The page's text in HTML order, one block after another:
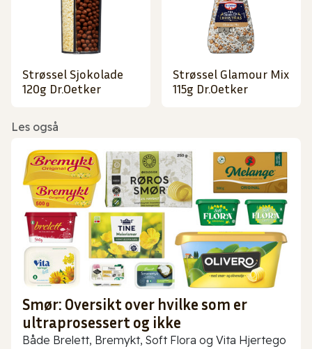
Strøssel Sjokolade
120g Dr.Oetker
Strøssel Glamour Mix
115g Dr.Oetker
Les også
Smør: Oversikt over hvilke som er
ultraprosessert og ikke
Både Brelett, Bremykt, Soft Flora og Vita Hjertego